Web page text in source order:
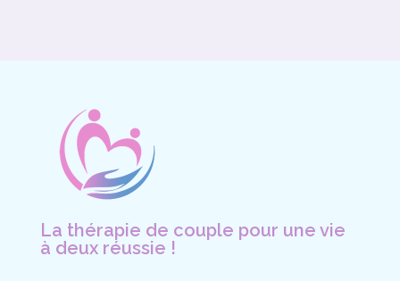
La thérapie de couple pour une vie
à deux réussie !